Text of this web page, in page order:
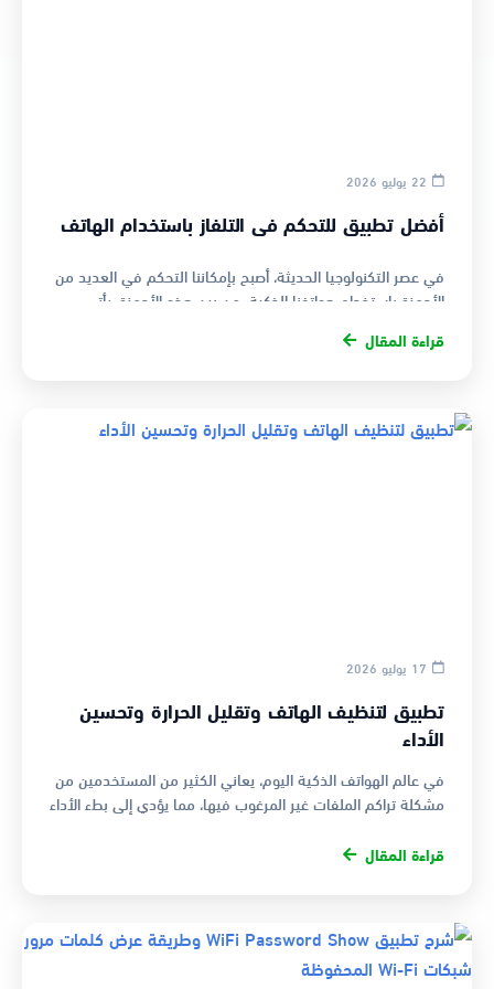
22 يوليو 2026
أفضل تطبيق للتحكم في التلفاز باستخدام الهاتف
في عصر التكنولوجيا الحديثة، أصبح بإمكاننا التحكم في العديد من
الأجهزة باستخدام هواتفنا الذكية. من بين هذه الأجهزة، يأتي
قراءة المقال
17 يوليو 2026
تطبيق لتنظيف الهاتف وتقليل الحرارة وتحسين
الأداء
في عالم الهواتف الذكية اليوم، يعاني الكثير من المستخدمين من
مشكلة تراكم الملفات غير المرغوب فيها، مما يؤدي إلى بطء الأداء
قراءة المقال